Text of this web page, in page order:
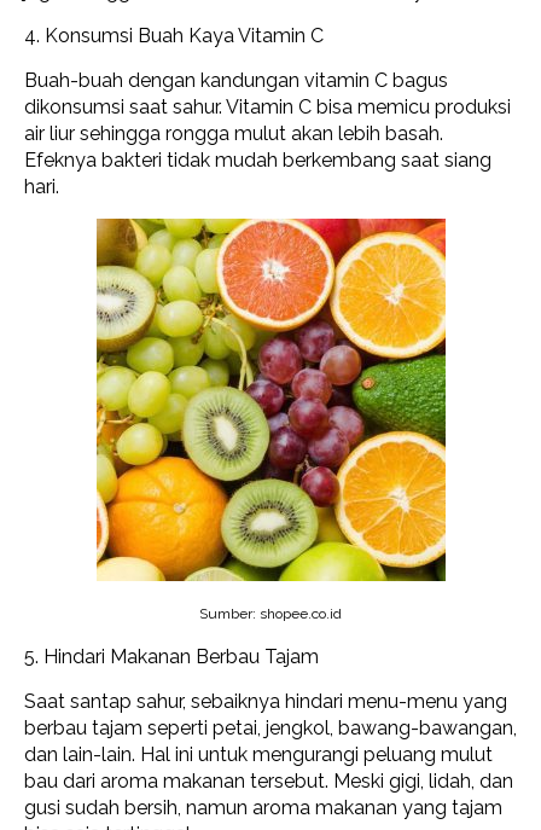
4. Konsumsi Buah Kaya Vitamin C
Buah-buah dengan kandungan vitamin C bagus
dikonsumsi saat sahur. Vitamin C bisa memicu produksi
air liur sehingga rongga mulut akan lebih basah.
Efeknya bakteri tidak mudah berkembang saat siang
hari.
Sumber: shopee.co.id
5. Hindari Makanan Berbau Tajam
Saat santap sahur, sebaiknya hindari menu-menu yang
berbau tajam seperti petai, jengkol, bawang-bawangan,
dan lain-lain. Hal ini untuk mengurangi peluang mulut
bau dari aroma makanan tersebut. Meski gigi, lidah, dan
gusi sudah bersih, namun aroma makanan yang tajam